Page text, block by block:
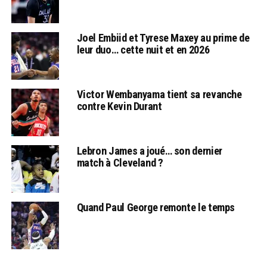
Joel Embiid et Tyrese Maxey au prime de
leur duo… cette nuit et en 2026
Victor Wembanyama tient sa revanche
contre Kevin Durant
Lebron James a joué… son dernier
match à Cleveland ?
Quand Paul George remonte le temps